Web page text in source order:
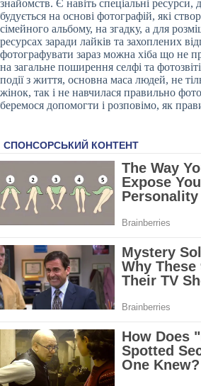
знайомств. Є навіть спеціальні ресурси,
будується на основі фотографій, які
сімейного альбому, на згадку, а для
ресурсах заради лайків та захоплених
фотографувати зараз можна хіба що не
на загальне поширення селфі та
події з життя, основна маса людей, не
жінок, так і не навчилася правильно
беремося допомогти і розповімо, як